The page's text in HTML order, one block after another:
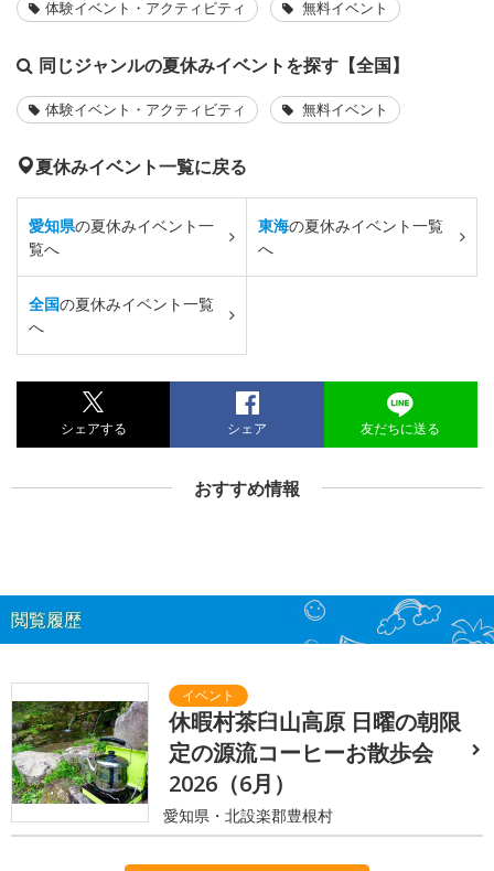
体験イベント・アクティビティ 無料イベント
同じジャンルの夏休みイベントを探す【全国】
体験イベント・アクティビティ 無料イベント
夏休みイベント一覧に戻る
愛知県の夏休みイベント一
覧へ
東海の夏休みイベント一覧
へ
全国の夏休みイベント一覧
へ
シェアする シェア 友だちに送る
おすすめ情報
閲覧履歴
休暇村茶臼山高原 日曜の朝限
定の源流コーヒーお散歩会
2026（6月）
愛知県・北設楽郡豊根村